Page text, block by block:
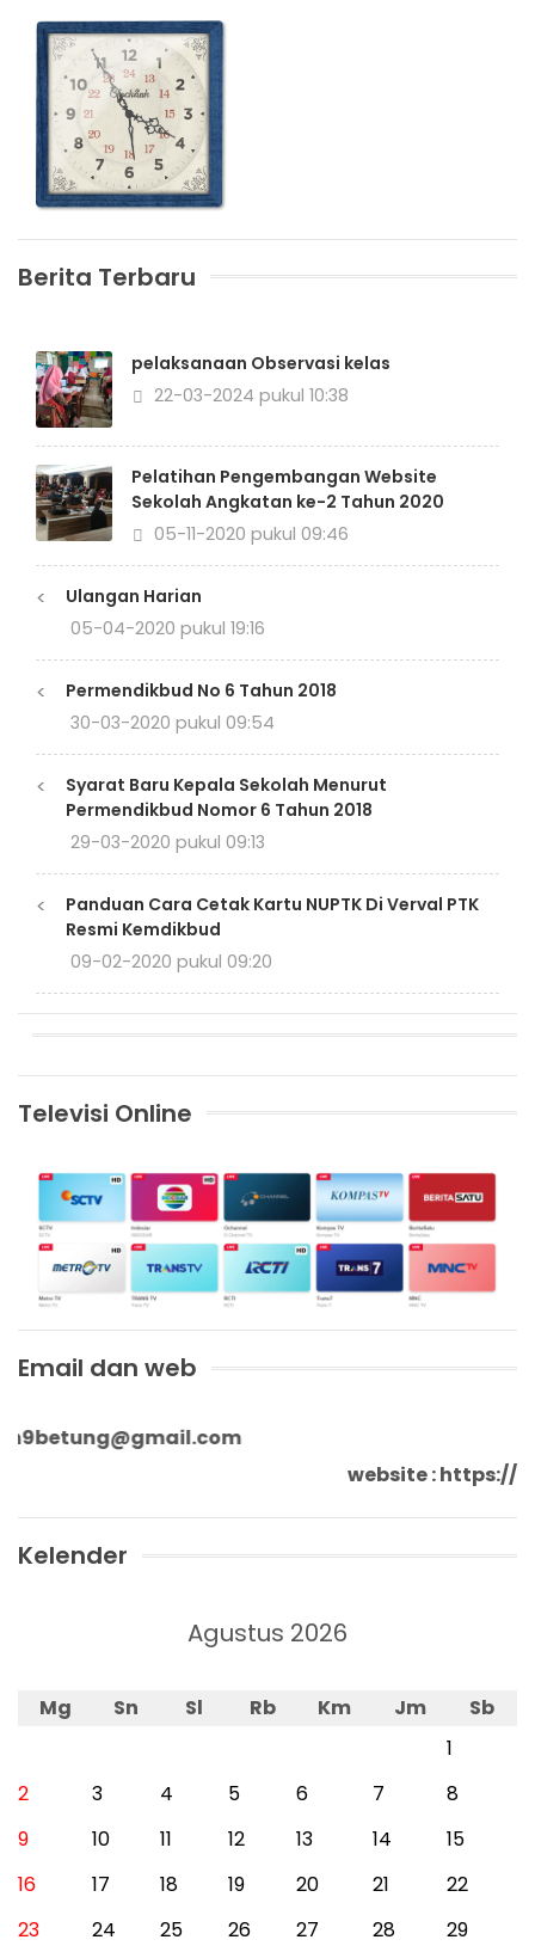
Berita Terbaru
pelaksanaan Observasi kelas
22-03-2024 pukul 10:38
Pelatihan Pengembangan Website
Sekolah Angkatan ke-2 Tahun 2020
05-11-2020 pukul 09:46
<
Ulangan Harian
05-04-2020 pukul 19:16
<
Permendikbud No 6 Tahun 2018
30-03-2020 pukul 09:54
<
Syarat Baru Kepala Sekolah Menurut
Permendikbud Nomor 6 Tahun 2018
29-03-2020 pukul 09:13
<
Panduan Cara Cetak Kartu NUPTK Di Verval PTK
Resmi Kemdikbud
09-02-2020 pukul 09:20
Televisi Online
Email dan web
website :
Kelender
Agustus 2026
Mg Sn Sl Rb Km Jm
Sb
1
2
3 4 5 6 7
8
9
10 11 12 13 14
15
16
17 18 19 20 21
22
23
24 25 26 27 28
29